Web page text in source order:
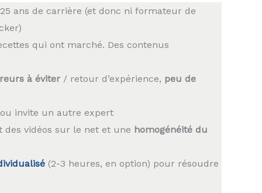
ans de carrière (et donc ni formateur de
qui ont marché. Des contenus
à éviter/ retour d’expérience, peu de
invite un autre expert
vidéos sur le net et une homogénéité du
(2-3 heures, en option) pour résoudre